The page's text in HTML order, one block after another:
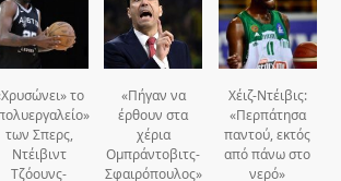
το
των Σπερς,
Ντέιβιντ
Τζόουνς-
«Πήγαν να
έρθουν στα
χέρια
Ομπράντοβιτς-
Σφαιρόπουλος»
Χέιζ-Ντέιβις:
«Περπάτησα
παντού, εκτός
από πάνω στο
νερό»